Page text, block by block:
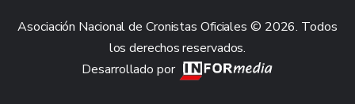
Asociación Nacional de Cronistas Oficiales © 2026. Todos
los derechos reservados.
Desarrollado por